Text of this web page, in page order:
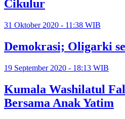
Cikulur
31 Oktober 2020 - 11:38 WIB
Demokrasi; Oligarki
19 September 2020 - 18:13 WIB
Kumala Washilatul
Bersama Anak Yatim